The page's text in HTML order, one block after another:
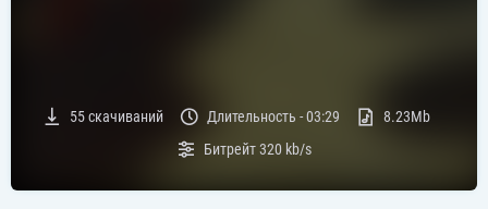
55скачиваний Длительность -03:29
8.23Mb
Битрейт320 kb/s